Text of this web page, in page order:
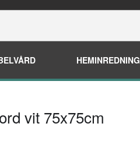
HEMINREDNING
vit 75x75cm